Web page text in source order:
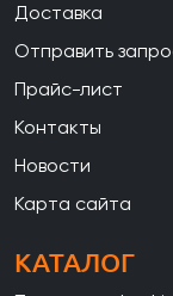
Доставка
Отправить
Прайс-лист
Контакты
Новости
Карта сайта
КАТАЛОГ